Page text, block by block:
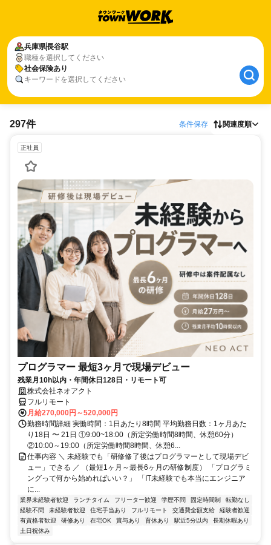
兵庫県長谷駅
職種を選択してください
社会保険あり
キーワードを選択してください
297件 条件保存 関連度順
正社員
プログラマー 最短3ヶ月で現場デビュー
残業月10h以内・年間休日128日・リモート可
株式会社ネオアクト
フルリモート
月給270,000円～520,000円
勤務時間詳細 実働時間：1日あたり8時間 平均勤務日数：1ヶ月あた
り18日 〜 21日 ①9:00~18:00（所定労働時間8時間、休憩60分）
②10:00～19:00（所定労働時間8時間、休憩6...
仕事内容 ＼ 未経験でも「研修修了後はプログラマーとして現場デビ
ュー」できる ／ （最短1ヶ月～最長6ヶ月の研修制度） 「プログラミ
ングって何から始めればいい？」 「IT未経験でも本当にエンジニア
に...
業界未経験者歓迎 ランチタイム フリーター歓迎 学歴不問 固定時間制
転勤なし
経験不問
未経験者歓迎 住宅手当あり フルリモート 交通費全額支給
経験者歓迎
有資格者歓迎
研修あり 在宅OK 賞与あり 育休あり 駅近5分以内
長期休暇あり
土日祝休み